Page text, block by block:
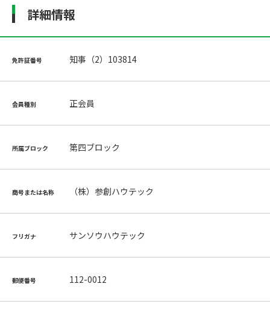
詳細情報
免許証番号 知事（2）103814
会員種別 正会員
所属ブロック 第四ブロック
商号または名称 （株）参創ハウテック
フリガナ サンソウハウテック
郵便番号 112-0012